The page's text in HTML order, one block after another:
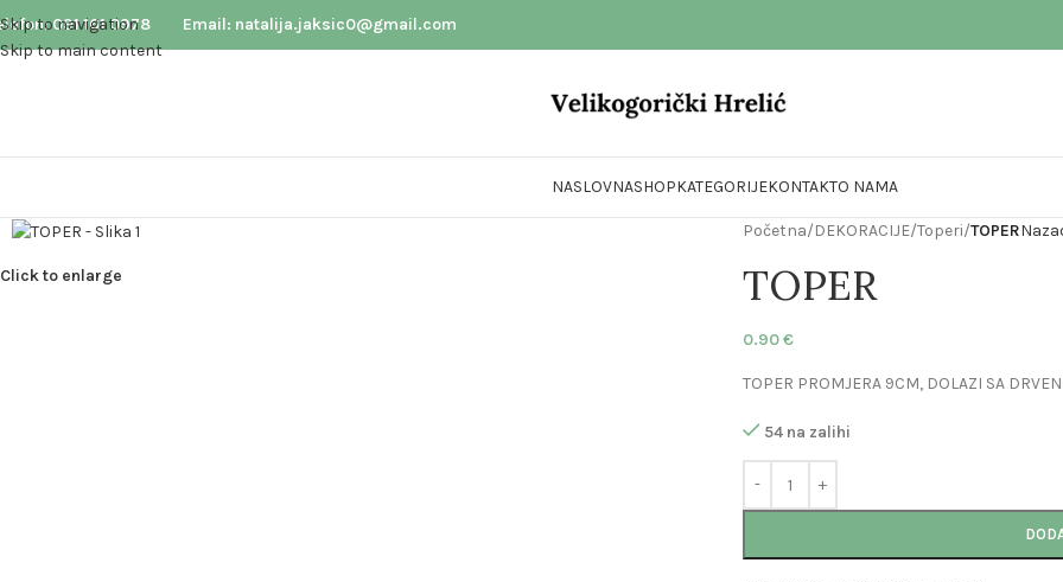
Skip to navigation
Skip to main content
091 161 0978 Email: natalija.jaksic0@gmail.com
NASLOVNASHOPKATEGORIJEKONTAKTO NAMA
Click to enlarge
Početna/DEKORACIJE/Toperi/TOPER
TOPER
0.90€
TOPER PROMJERA 9CM, DOLAZI SA
54 na zalihi